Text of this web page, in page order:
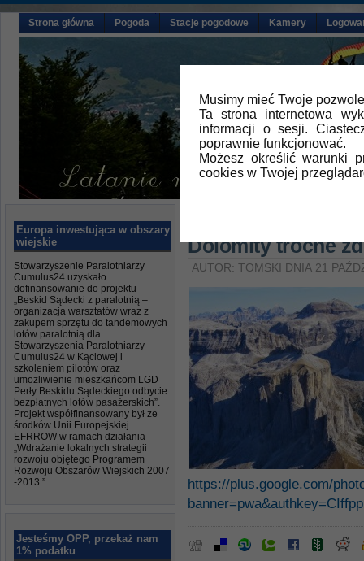
Musimy mieć Twoje
Ta strona internetowa
informacji o sesji.
poprawnie funkcjonować.
Możesz określić warunki
cookies w Twojej
Strona główna Pogoda Stacje pogodowe Kamery
Europa inwestująca w obszary
wiejskie
Stowarzyszenie Paralotniarzy
Cumulus24 uzyskało
dofinansowanie do projektu
„Beskid Sądecki z paralotnią –
organizacja warsztatów wraz z
zakupem sprzętu do tandemowych
lotów paralotnią dla
Stowarzyszenia Paralotniarzy
Cumulus24 w Kąclowej i
szkoleniem pilotów oraz
umożliwienie mieszkańcom LGD
Perły Beskidu Sądeckiego odbycie
bezpłatnych lotów pasażerskich”.
Projekt współfinansowany był ze
środków Unii Europejskiej
EFRROW w ramach działania
„Wdrażanie lokalnych strategii
rozwoju objętego Programem
Rozwoju Obszarów Wiejskich 2007
-2013.”
Jesteśmy OPP, przekaż nam
1% podatku
Dolomity troche
AUTOR: TOMSKI DNIA 21
https://plus.google.com/